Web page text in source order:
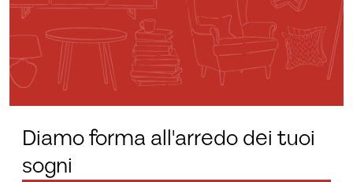
Diamo forma all'arredo dei tuoi
sogni